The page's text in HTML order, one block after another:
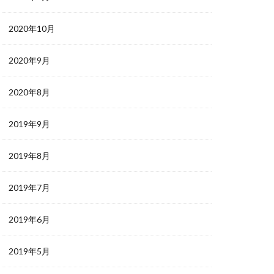
2020年10月
2020年9月
2020年8月
2019年9月
2019年8月
2019年7月
2019年6月
2019年5月